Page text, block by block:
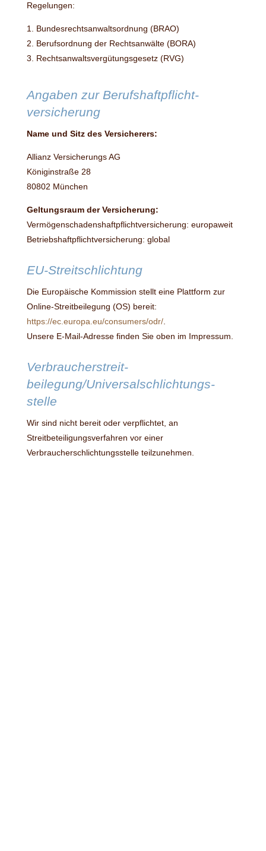
Regelungen:
1. Bundesrechtsanwaltsordnung (BRAO)
2. Berufsordnung der Rechtsanwälte (BORA)
3. Rechtsanwaltsvergütungsgesetz (RVG)
Angaben zur Berufs­haftpflicht­
versicherung
Name und Sitz des Versicherers:
Allianz Versicherungs AG
Königinstraße 28
80802 München
Geltungsraum der Versicherung:
Vermögenschadenshaftpflichtversicherung: europaweit
Betriebshaftpflichtversicherung: global
EU-Streitschlichtung
Die Europäische Kommission stellt eine Plattform zur
Online-Streitbeilegung (OS) bereit:
https://ec.europa.eu/consumers/odr/.
Unsere E-Mail-Adresse finden Sie oben im Impressum.
Verbraucher­streit­
beilegung/Universal­schlichtungs­
stelle
Wir sind nicht bereit oder verpflichtet, an
Streitbeteiligungsverfahren vor einer
Verbraucherschlichtungsstelle teilzunehmen.